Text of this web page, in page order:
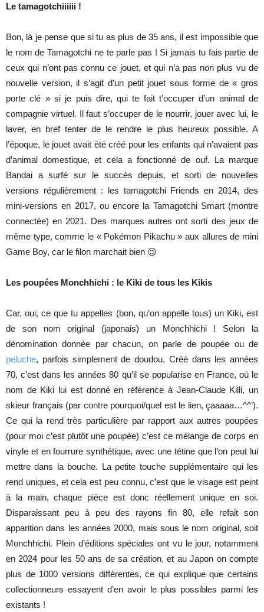
Le tamagotchiiiiii !
Bon, là je pense que si tu as plus de 35 ans, il est impossible que
le nom de Tamagotchi ne te parle pas ! Si jamais tu fais partie de
ceux qui n’ont pas connu ce jouet, et qui n’a pas non plus vu de
nouvelle version, il s’agit d’un petit jouet sous forme de « gros
porte clé » si je puis dire, qui te fait t’occuper d’un animal de
compagnie virtuel. Il faut s’occuper de le nourrir, jouer avec lui, le
laver, en bref tenter de le rendre le plus heureux possible. A
l’époque, le jouet avait été créé pour les enfants qui n’avaient pas
d’animal domestique, et cela a fonctionné de ouf. La marque
Bandai a surfé sur le succès depuis, et sorti de nouvelles
versions régulièrement : les tamagotchi Friends en 2014, des
mini-versions en 2017, ou encore la Tamagotchi Smart (montre
connectée) en 2021. Des marques autres ont sorti des jeux de
même type, comme le « Pokémon Pikachu » aux allures de mini
Game Boy, car le filon marchait bien 😉
Les poupées Monchhichi : le Kiki de tous les Kikis
Car, oui, ce que tu appelles (bon, qu’on appelle tous) un Kiki, est
de son nom original (japonais) un Monchhichi ! Selon la
dénomination donnée par chacun, on parle de poupée ou de
peluche, parfois simplement de doudou. Créé dans les années
70, c’est dans les années 80 qu’il se popularise en France, où le
nom de Kiki lui est donné en référence à Jean-Claude Killi, un
skieur français (par contre pourquoi/quel est le lien, çaaaaa…^^’).
Ce qui la rend très particulière par rapport aux autres poupées
(pour moi c’est plutôt une poupée) c’est ce mélange de corps en
vinyle et en fourrure synthétique, avec une tétine que l’on peut lui
mettre dans la bouche. La petite touche supplémentaire qui les
rend uniques, et cela est peu connu, c’est que le visage est peint
à la main, chaque pièce est donc réellement unique en soi.
Disparaissant peu à peu des rayons fin 80, elle refait son
apparition dans les années 2000, mais sous le nom original, soit
Monchhichi. Plein d’éditions spéciales ont vu le jour, notamment
en 2024 pour les 50 ans de sa création, et au Japon on compte
plus de 1000 versions différentes, ce qui explique que certains
collectionneurs essayent d’en avoir le plus possibles parmi les
existants !